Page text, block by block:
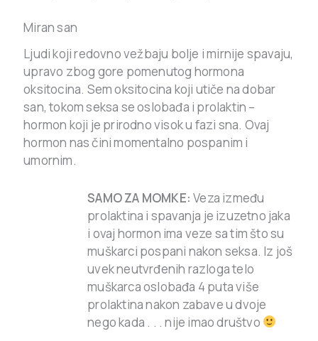
Miran san
Ljudi koji redovno vežbaju bolje i mirnije spavaju,
upravo zbog gore pomenutog hormona
oksitocina. Sem oksitocina koji utiče na dobar
san, tokom seksa se oslobađa i prolaktin –
hormon koji je prirodno visok u fazi sna. Ovaj
hormon nas čini momentalno pospanim i
umornim.
SAMO ZA MOMKE: Veza između
prolaktina i spavanja je izuzetno jaka
i ovaj hormon ima veze sa tim što su
muškarci pospani nakon seksa. Iz još
uvek neutvrđenih razloga telo
muškarca oslobađa 4 puta više
prolaktina nakon zabave u dvoje
nego kada . . . nije imao društvo